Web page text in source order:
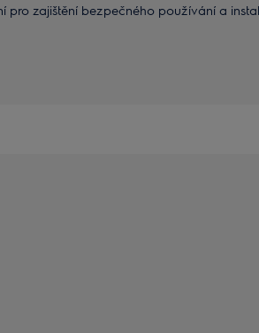
pro zajištění bezpečného používání a